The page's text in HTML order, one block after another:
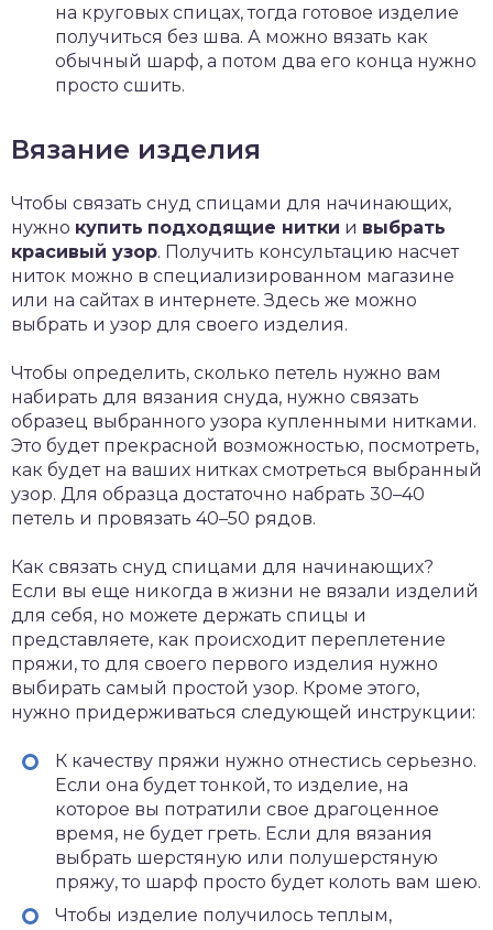
на круговых спицах, тогда готовое изделие
получиться без шва. А можно вязать как
обычный шарф, а потом два его конца нужно
просто сшить.
Вязание изделия
Чтобы связать снуд спицами для начинающих,
нужно купить подходящие нитки и выбрать
красивый узор. Получить консультацию насчет
ниток можно в специализированном магазине
или на сайтах в интернете. Здесь же можно
выбрать и узор для своего изделия.
Чтобы определить, сколько петель нужно вам
набирать для вязания снуда, нужно связать
образец выбранного узора купленными нитками.
Это будет прекрасной возможностью, посмотреть,
как будет на ваших нитках смотреться выбранный
узор. Для образца достаточно набрать 30–40
петель и провязать 40–50 рядов.
Как связать снуд спицами для начинающих?
Если вы еще никогда в жизни не вязали изделий
для себя, но можете держать спицы и
представляете, как происходит переплетение
пряжи, то для своего первого изделия нужно
выбирать самый простой узор. Кроме этого,
нужно придерживаться следующей инструкции:
К качеству пряжи нужно отнестись серьезно.
Если она будет тонкой, то изделие, на
которое вы потратили свое драгоценное
время, не будет греть. Если для вязания
выбрать шерстяную или полушерстяную
пряжу, то шарф просто будет колоть вам шею.
Чтобы изделие получилось теплым,